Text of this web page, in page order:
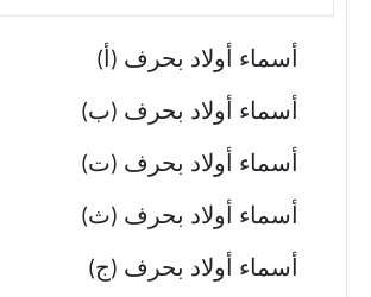
أسماء أولاد بحرف (أ)
أسماء أولاد بحرف (ب)
أسماء أولاد بحرف (ت)
أسماء أولاد بحرف (ث)
أسماء أولاد بحرف (ج)